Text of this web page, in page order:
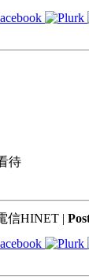
待
信HINET |